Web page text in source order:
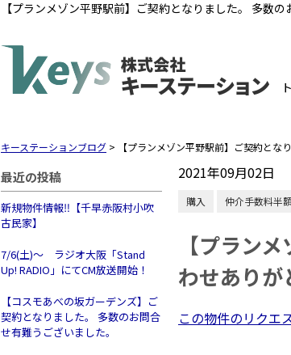
【プランメゾン平野駅前】ご契約となりました。 多数
キーステーションブログ > 【プランメゾン平野駅前】ご契約とな
最近の投稿
新規物件情報‼【千早赤阪村小吹
古民家】
7/6(土)～ ラジオ大阪「Stand
Up! RADIO」にてCM放送開始！
【コスモあべの坂ガーデンズ】ご
契約となりました。 多数のお問合
せ有難うございました。
2021年09月02日
購入 仲介手数料半
【プラン
わせありが
この物件のリクエ